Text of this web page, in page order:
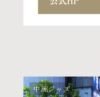
中洲ジャズ